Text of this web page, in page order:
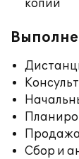
копий
Сбор и